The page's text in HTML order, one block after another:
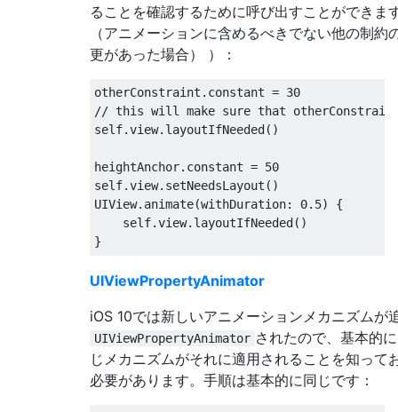
ることを確認するために呼び出すことができま
（アニメーションに含めるべきでない他の制約
更があった場合） ）：
otherConstraint . constant = 30
// this will make sure that
self.view. layoutIfNeeded()
heightAnchor. constant = 50
self.view. setNeedsLayout ()
UIView. animate(withDuration: 0.5)
{
    self
.view. layoutIfNeeded()
}
UIViewPropertyAnimator
iOS 10では新しいアニメーションメカニズムが
UIViewPropertyAnimator されたので、基本的
じメカニズムがそれに適用されることを知って
必要があります。手順は基本的に同じです：